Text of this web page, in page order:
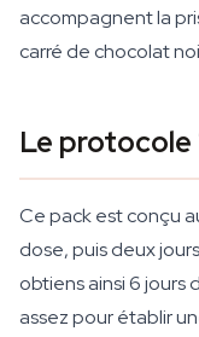
accompagnent la
carré de chocolat
Le
Ce pack est conçu
dose, puis deux
obtiens ainsi 6 jours
assez pour établir